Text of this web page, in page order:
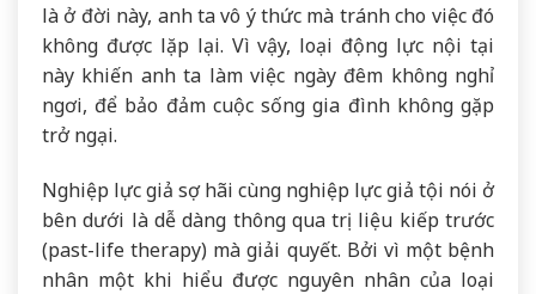
là ở đời này, anh ta vô ý thức mà tránh cho việc đó
không được lặp lại. Vì vậy, loại động lực nội tại
này khiến anh ta làm việc ngày đêm không nghỉ
ngơi, để bảo đảm cuộc sống gia đình không gặp
trở ngại.
Nghiệp lực giả sợ hãi cùng nghiệp lực giả tội nói ở
bên dưới là dễ dàng thông qua trị liệu kiếp trước
(past-life therapy) mà giải quyết. Bởi vì một bệnh
nhân một khi hiểu được nguyên nhân của loại